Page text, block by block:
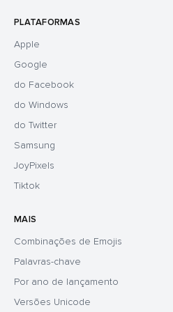
PLATAFORMAS
Apple
Google
do Facebook
do Windows
do Twitter
Samsung
JoyPixels
Tiktok
MAIS
Combinações de Emojis
Palavras-chave
Por ano de lançamento
Versões Unicode